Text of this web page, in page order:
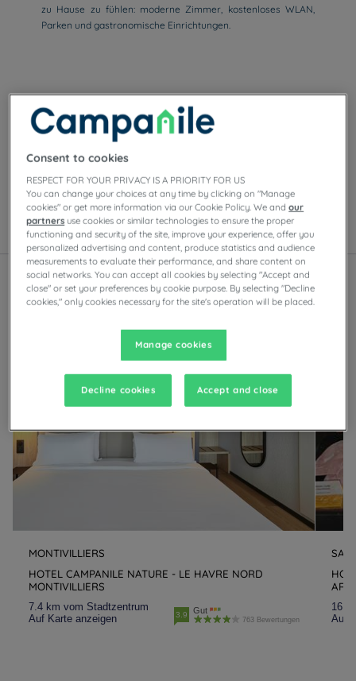
zu Hause zu fühlen: moderne Zimmer, kostenloses WLAN,
Parken und gastronomische Einrichtungen.
Unsere Hotels in Le Havre
Genießen Sie den Komfort der Campanile-Zimmer in Le
Havre. Je nach Hotel finden Sie Privatparkplätze,
Tagungsräume, Restaurants mit
Selbstbedienungsbuffets oder À-la-carte-Gerichten
sowie Abendunterhaltung.
Liste Karte
MONTIVILLIERS
HOTEL CAMPANILE NATURE - LE HAVRE NORD
MONTIVILLIERS
7.4 km vom Stadtzentrum
Auf Karte anzeigen
3.9 Gut
763 Bewertungen
16.3
Auf
Consent to cookies
RESPECT FOR YOUR PRIVACY IS A PRIORITY FOR US
You can change your choices at any time by clicking on "Manage
cookies" or get more information via our Cookie Policy. We andour
partners use cookies or similar technologies to ensure the proper
functioning and security of the site, improve your experience, offer you
personalized advertising and content, produce statistics and audience
measurements to evaluate their performance, and share content on
social networks. You can accept all cookies by selecting "Accept and
close" or set your preferences by cookie purpose. By selecting "Decline
cookies," only cookies necessary for the site's operation will be placed.
Manage cookies
Decline cookies Accept and close